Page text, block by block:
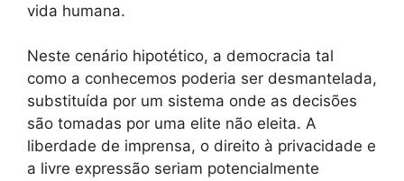
vida humana.
Neste cenário hipotético, a democracia tal
como a conhecemos poderia ser desmantelada,
substituída por um sistema onde as decisões
são tomadas por uma elite não eleita. A
liberdade de imprensa, o direito à privacidade e
a livre expressão seriam potencialmente